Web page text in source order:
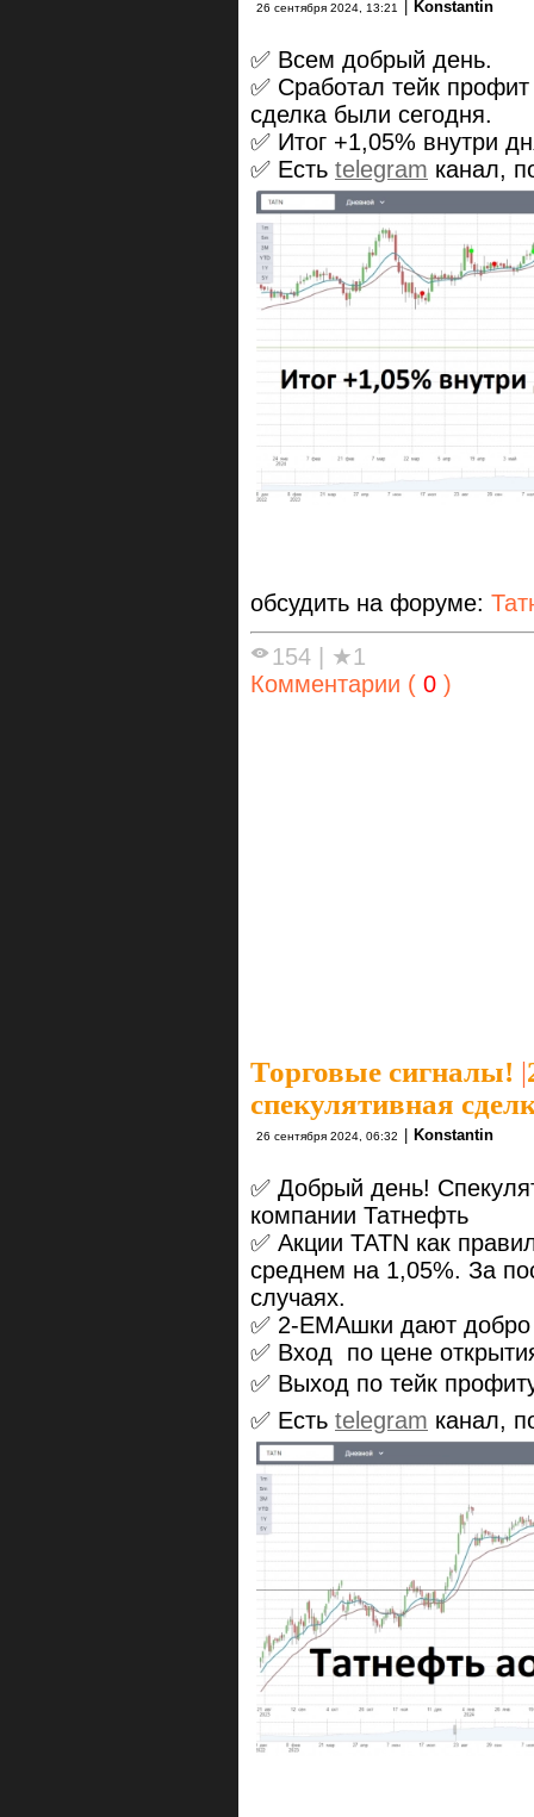
26 сентября 2024, 13:21 Konstantin
✅ Всем добрый день.
✅ Сработал тейк
сделка были сегодня.
✅ Итог +1,05% внутри
✅ Есть telegram канал,
обсудить на форуме:
154
★1
Комментарии ( 0 )
Торговые сигналы! |
спекулятивная
26 сентября 2024, 06:32 Konstantin
✅ Добрый день!
компании Татнефть
✅ Акции TATN как
среднем на 1,05%. За
случаях.
✅ 2-ЕМАшки дают добро
✅ Вход по цене
✅ Выход по тейк
✅ Есть telegram канал,